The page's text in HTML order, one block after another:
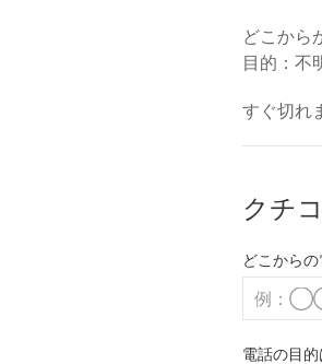
どこから
目的：不
すぐ切れ
クチ
どこから
電話の目